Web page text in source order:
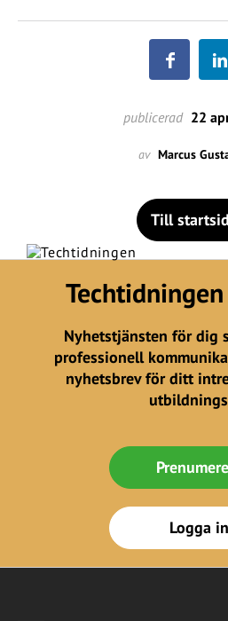
publicerad 22
av Marcus
Till
Nyhetstjänsten för dig
professionell
nyhetsbrev för ditt
Logga in